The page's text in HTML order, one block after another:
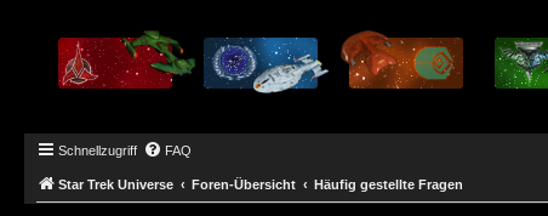
Schnellzugriff FAQ
Star Trek Universe Foren-Übersicht Häufig gestellte Fragen